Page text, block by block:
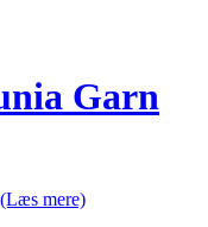
Garn
(Læs mere)